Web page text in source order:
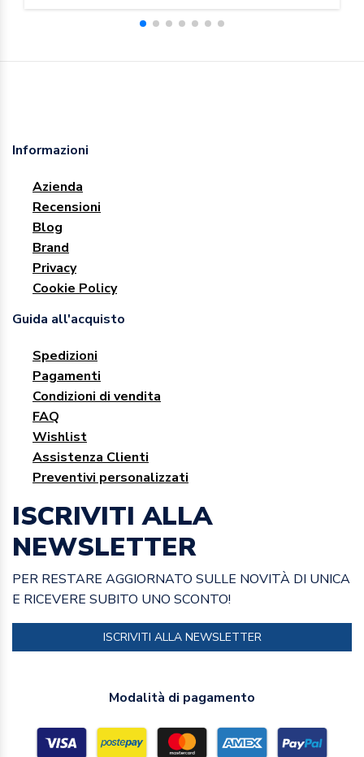
Informazioni
Azienda
Recensioni
Blog
Brand
Privacy
Cookie Policy
Guida all'acquisto
Spedizioni
Pagamenti
Condizioni di vendita
FAQ
Wishlist
Assistenza Clienti
Preventivi personalizzati
ISCRIVITI ALLA
NEWSLETTER
PER RESTARE AGGIORNATO SULLE NOVITÀ DI UNICA
E RICEVERE SUBITO UNO SCONTO!
ISCRIVITI ALLA NEWSLETTER
Modalità di pagamento